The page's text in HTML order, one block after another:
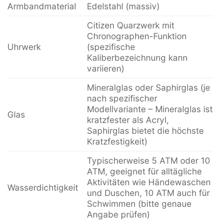
Armbandmaterial
Edelstahl (massiv)
Uhrwerk
Citizen Quarzwerk mit
Chronographen-Funktion
(spezifische
Kaliberbezeichnung kann
variieren)
Glas
Mineralglas oder Saphirglas (je
nach spezifischer
Modellvariante – Mineralglas ist
kratzfester als Acryl,
Saphirglas bietet die höchste
Kratzfestigkeit)
Wasserdichtigkeit
Typischerweise 5 ATM oder 10
ATM, geeignet für alltägliche
Aktivitäten wie Händewaschen
und Duschen, 10 ATM auch für
Schwimmen (bitte genaue
Angabe prüfen)